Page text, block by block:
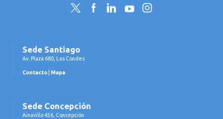
Twitter FacebookLinkedInYouTubeInstagram
Sede Santiago
Av. Plaza 680, Las Condes
Contacto Mapa
Sede Concepción
Ainavillo 456, Concepción